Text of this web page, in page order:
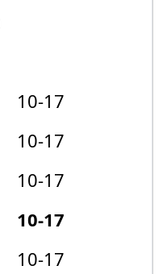
10-17
10-17
10-17
10-17
10-17